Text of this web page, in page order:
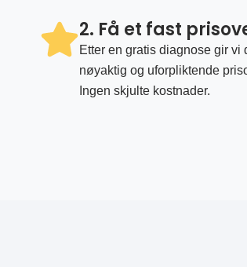
2. Få et fast
Etter en gratis diagnose gir vi
nøyaktig og uforpliktende
Ingen skjulte kostnader.